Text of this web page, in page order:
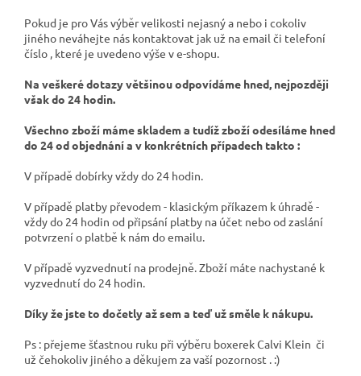
Pokud je pro Vás výběr velikosti nejasný a nebo i cokoliv
jiného neváhejte nás kontaktovat jak už na email či telefoní
číslo , které je uvedeno výše v e-shopu.
Na veškeré dotazy většinou odpovídáme hned, nejpozději
však do 24 hodin.
Všechno zboží máme skladem a tudíž zboží odesíláme hned
do 24 od objednání a v konkrétních případech takto :
V případě dobírky vždy do 24 hodin.
V případě platby převodem - klasickým příkazem k úhradě -
vždy do 24 hodin od připsání platby na účet nebo od zaslání
potvrzení o platbě k nám do emailu.
V případě vyzvednutí na prodejně. Zboží máte nachystané k
vyzvednutí do 24 hodin.
Díky že jste to dočetly až sem a teď už směle k nákupu.
Ps : přejeme šťastnou ruku při výběru boxerek Calvi Klein či
už čehokoliv jiného a děkujem za vaší pozornost . :)